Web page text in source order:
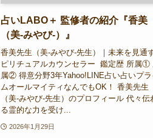
占いLABO＋ 監修者の紹介『香美
（美-みやび-）』
香美先生（美-みやび-先生）｜未来を見通
ピリチュアルカウンセラー 鑑定歴 所属①
属② 得意分野3年Yahoo!LINE占い占いプラ
ムオールマイティなんでもOK！ 香美先生
（美-みやび-先生）のプロフィール 代々伝
る霊的な力を受け...
2026年1月29日